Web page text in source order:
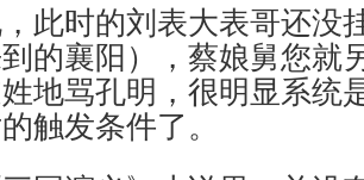
此时的刘表大表哥还没
的襄阳），蔡娘舅您就
地骂孔明，很明显系统
触发条件了。